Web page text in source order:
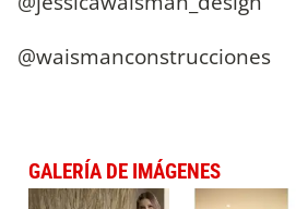
@waismanconstrucciones
GALERÍA DE IMÁGENES